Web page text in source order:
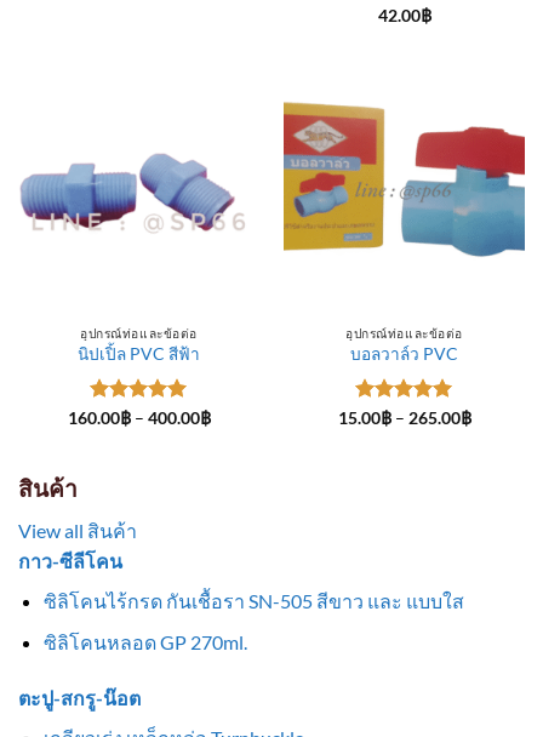
ให้คะแนน
42.00฿
อุปกรณ์ท่อและข้อต่อ
นิปเปิ้ล PVC สีฟ้า
ให้คะแนน
160.00฿ – 400.00฿Price
อุปกรณ์ท่อและข้อต่อ
บอลวาล์ว PVC
ให้คะแนน
15.00฿ – 265.00฿Price
สินค้า
View all สินค้า
กาว-ซีลีโคน
ซิลิโคนไร้กรด กันเชื้อรา SN-505 สีขาว และ แบบใส
ซิลิโคนหลอด GP 270ml.
ตะปู-สกรู-น๊อต